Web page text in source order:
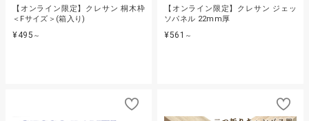
【オンライン限定】クレサン 桐木枠
＜Fサイズ＞(箱入り)
¥495 ～
【オンライン限定】クレサン ジェッ
ソパネル 22mm厚
¥561 ～